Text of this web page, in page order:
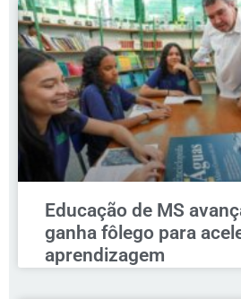
Educação de MS
ganha fôlego para
aprendizagem